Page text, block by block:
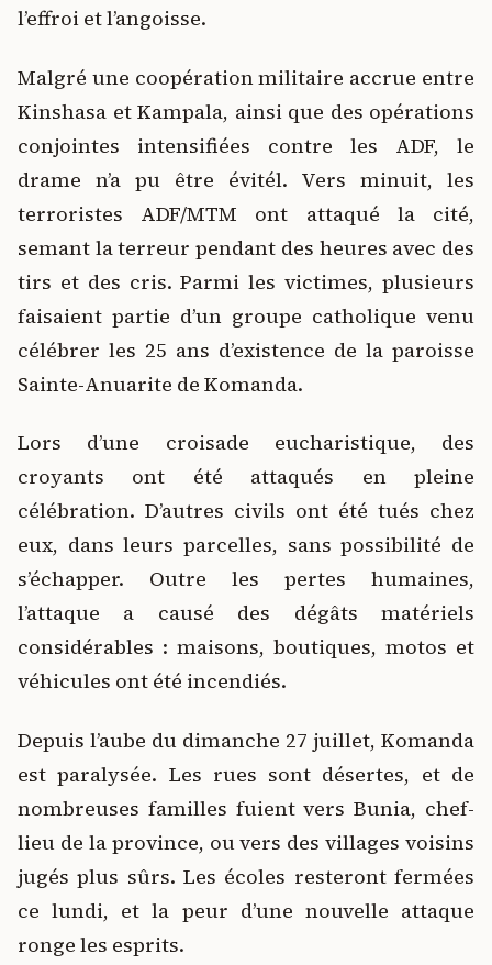
l’effroi et l’angoisse.
Malgré une coopération militaire accrue entre
Kinshasa et Kampala, ainsi que des opérations
conjointes intensifiées contre les ADF, le
drame n’a pu être évitél. Vers minuit, les
terroristes ADF/MTM ont attaqué la cité,
semant la terreur pendant des heures avec des
tirs et des cris. Parmi les victimes, plusieurs
faisaient partie d’un groupe catholique venu
célébrer les 25 ans d’existence de la paroisse
Sainte-Anuarite de Komanda.
Lors d’une croisade eucharistique, des
croyants ont été attaqués en pleine
célébration. D’autres civils ont été tués chez
eux, dans leurs parcelles, sans possibilité de
s’échapper. Outre les pertes humaines,
l’attaque a causé des dégâts matériels
considérables : maisons, boutiques, motos et
véhicules ont été incendiés.
Depuis l’aube du dimanche 27 juillet, Komanda
est paralysée. Les rues sont désertes, et de
nombreuses familles fuient vers Bunia, chef-
lieu de la province, ou vers des villages voisins
jugés plus sûrs. Les écoles resteront fermées
ce lundi, et la peur d’une nouvelle attaque
ronge les esprits.